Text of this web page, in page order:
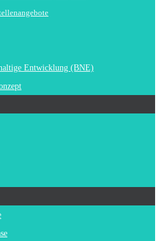
Entwicklung (BNE)